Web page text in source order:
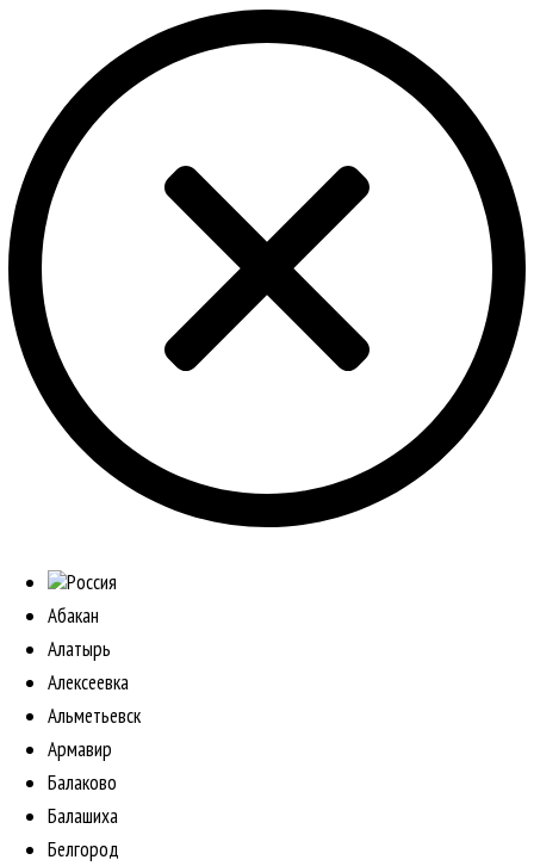
Россия
Абакан
Алатырь
Алексеевка
Альметьевск
Армавир
Балаково
Балашиха
Белгород